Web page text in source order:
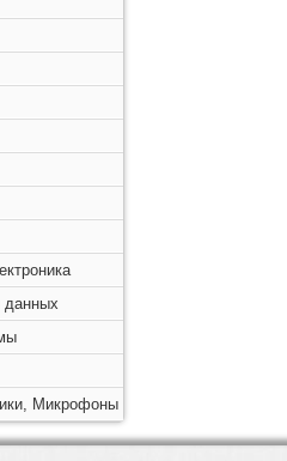
данных
Микрофоны